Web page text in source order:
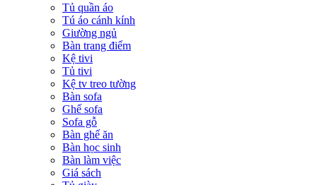
Tủ quần áo
Tú áo cánh kính
Giường ngủ
Bàn trang điểm
Kệ tivi
Tủ tivi
Kệ tv treo tường
Bàn sofa
Ghế sofa
Sofa gỗ
Bàn ghế ăn
Bàn học sinh
Bàn làm việc
Giá sách